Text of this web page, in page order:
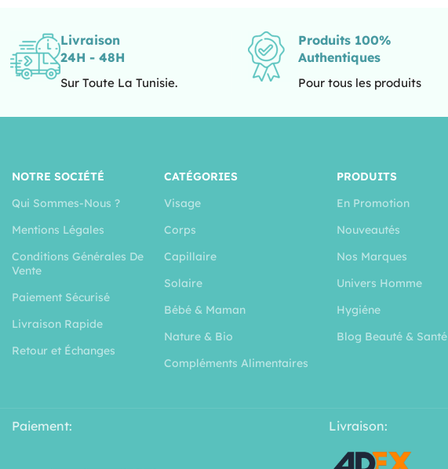
Livraison
24H - 48H
Sur Toute La Tunisie.
Produits 100%
Authentiques
Pour tous les produits
NOTRE SOCIÉTÉ
Qui Sommes-Nous ?
Mentions Légales
Conditions Générales De
Vente
Paiement Sécurisé
Livraison Rapide
Retour et Échanges
CATÉGORIES
Visage
Corps
Capillaire
Solaire
Bébé & Maman
Nature & Bio
Compléments Alimentaires
PRODUITS
En Promotion
Nouveautés
Nos Marques
Univers Homme
Hygiéne
Blog Beauté & Santé
Paiement: Livraison: